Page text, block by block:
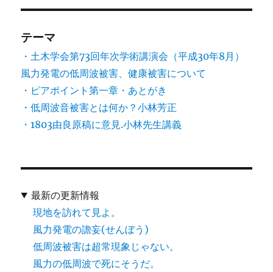
テーマ
・土木学会第73回年次学術講演会（平成30年8月）
風力発電の低周波被害、健康被害について
・ピアポイント第一章・あとがき
・低周波音被害とは何か？小林芳正
・1803由良原稿に意見.小林先生講義
最新の更新情報
現地を訪れて見よ。
風力発電の譫妄(せんぼう)
低周波被害は超常現象じゃない。
風力の低周波で死にそうだ。